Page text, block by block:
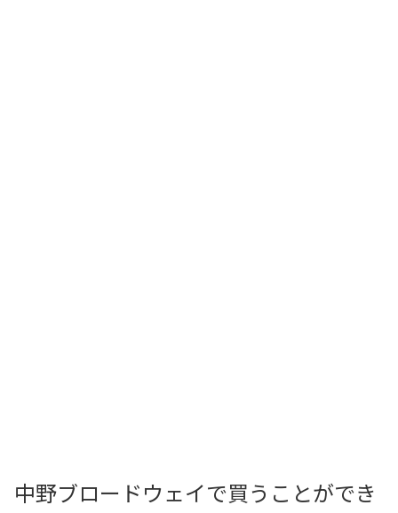
中野ブロードウェイで買うことができ